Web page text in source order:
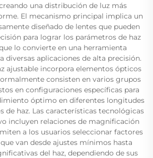
una distribución de luz más
El mecanismo principal implica un
diseñado de lentes que pueden
para lograr los parámetros de haz
lo convierte en una herramienta
diversas aplicaciones de alta precisión.
ajustable incorpora elementos ópticos
consisten en varios grupos
en configuraciones específicas para
óptimo en diferentes longitudes
de haz. Las características tecnológicas
incluyen relaciones de magnificación
a los usuarios seleccionar factores
van desde ajustes mínimos hasta
del haz, dependiendo de sus